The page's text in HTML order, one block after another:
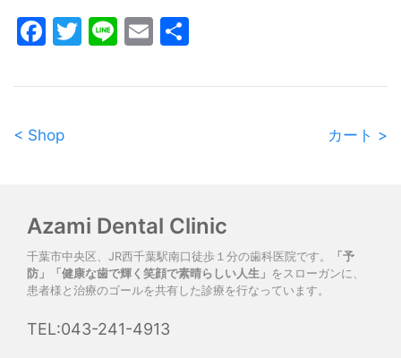
Facebook
Twitter
LineEmail
カート >
< Shop
Azami Dental Clinic
千葉市中央区、JR西千葉駅南口徒歩１分の歯科医院です。
「予
防」「健康な歯で輝く笑顔で素晴らしい人生」 をスローガンに、
患者様と治療のゴールを共有した診療を行なっています。
TEL:043-241-4913